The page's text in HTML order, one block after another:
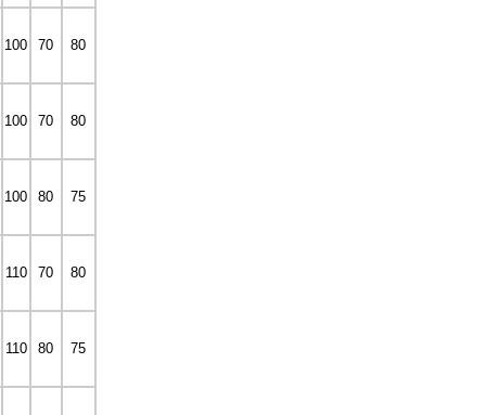
100 70 80
100 70 80
100 80 75
110 70 80
110 80 75